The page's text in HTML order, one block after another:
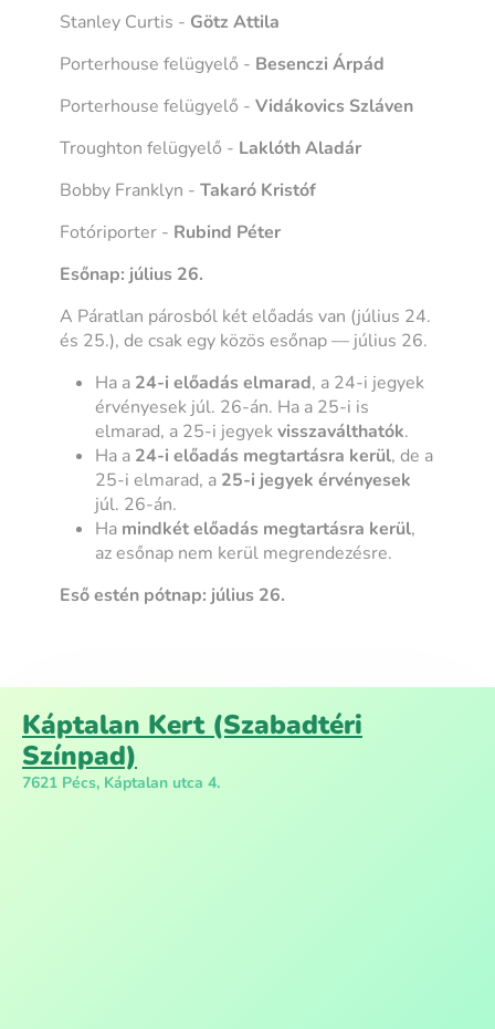
Stanley Curtis - Götz Attila
Porterhouse felügyelő - Besenczi Árpád
Porterhouse felügyelő - Vidákovics Szláven
Troughton felügyelő - Laklóth Aladár
Bobby Franklyn -Takaró Kristóf
Fotóriporter - Rubind Péter
Esőnap: július 26.
A Páratlan párosból két előadás van (július 24.
és 25.), de csak egy közös esőnap — július 26.
Ha a 24-i előadás elmarad, a 24-i jegyek
érvényesek júl. 26-án. Ha a 25-i is
elmarad, a 25-i jegyekvisszaválthatók.
Ha a 24-i előadás megtartásra kerül, de a
25-i elmarad, a 25-i jegyek érvényesek
júl. 26-án.
Ha mindkét előadás megtartásra kerül,
az esőnap nem kerül megrendezésre.
Eső estén pótnap: július 26.
Káptalan Kert (Szabadtéri
Színpad)
7621 Pécs, Káptalan utca 4.